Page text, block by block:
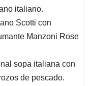
italiano.
Scotti con
Manzoni Rose
sopa italiana con
de pescado.